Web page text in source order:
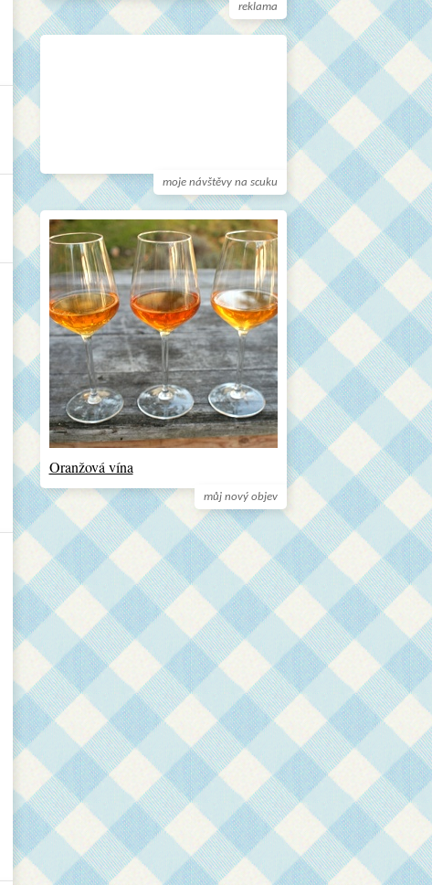
reklama
moje návštěvy na scuku
můj nový objev
Oranžová vína